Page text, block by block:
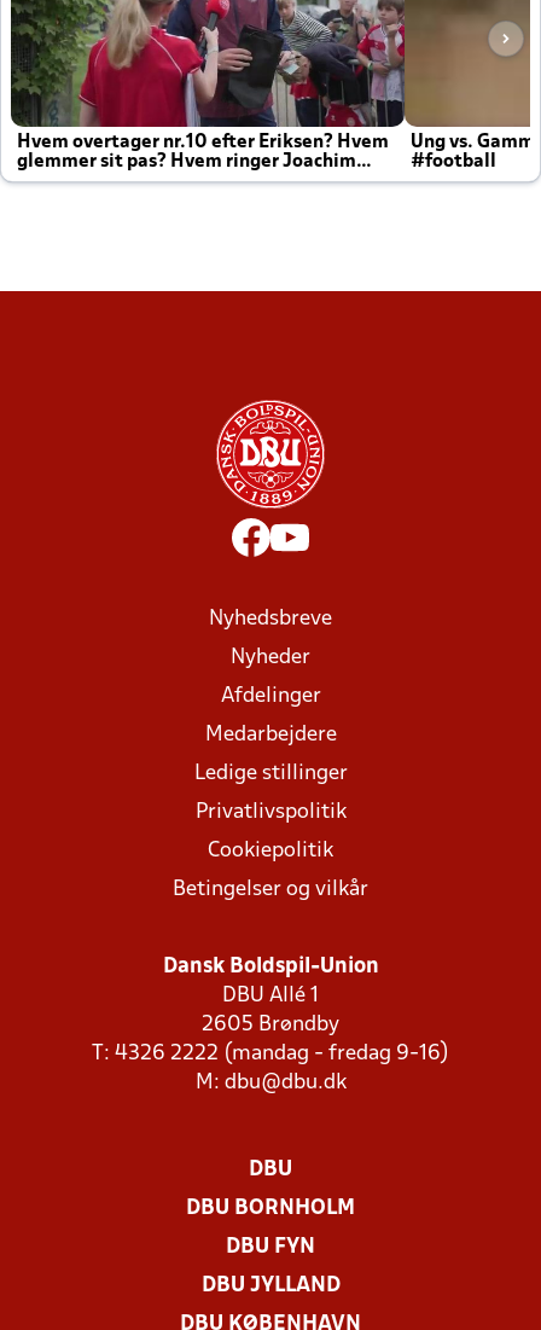
Hvem overtager nr.10 efter Eriksen? Hvem
glemmer sit pas? Hvem ringer Joachim
altid til efter kampe?
Ung vs.
#football
Nyhedsbreve
Nyheder
Afdelinger
Medarbejdere
Ledige stillinger
Privatlivspolitik
Cookiepolitik
Betingelser og vilkår
Dansk Boldspil-Union
DBU Allé 1
2605 Brøndby
T: 4326 2222 (mandag - fredag 9-16)
M: dbu@dbu.dk
DBU
DBU BORNHOLM
DBU FYN
DBU JYLLAND
DBU KØBENHAVN